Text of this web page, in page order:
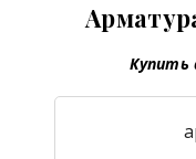
Купить